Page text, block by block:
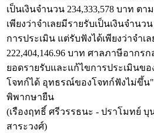
เป็นเงินจำนวน 234,333,578 บาท ต
เพียงว่าจำเลยมีรายรับเป็นเงินจำนว
การประเมิน แต่รับฟังได้เพียงว่าจำเ
222,404,146.96 บาท ศาลภาษีอากร
ยอดรายรับและแก้ไขการประเมินขอ
โจทก์ได้ อุทธรณ์ของโจทก์ฟังไม่ขึ้น"
พิพากษายืน
(เรืองฤทธิ์ ศรีวรรธนะ - ปราโมทย์
สาระวงศ์)